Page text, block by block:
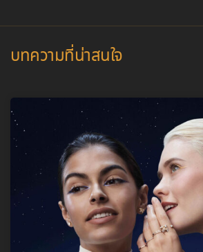
บทความที่น่าสนใจ